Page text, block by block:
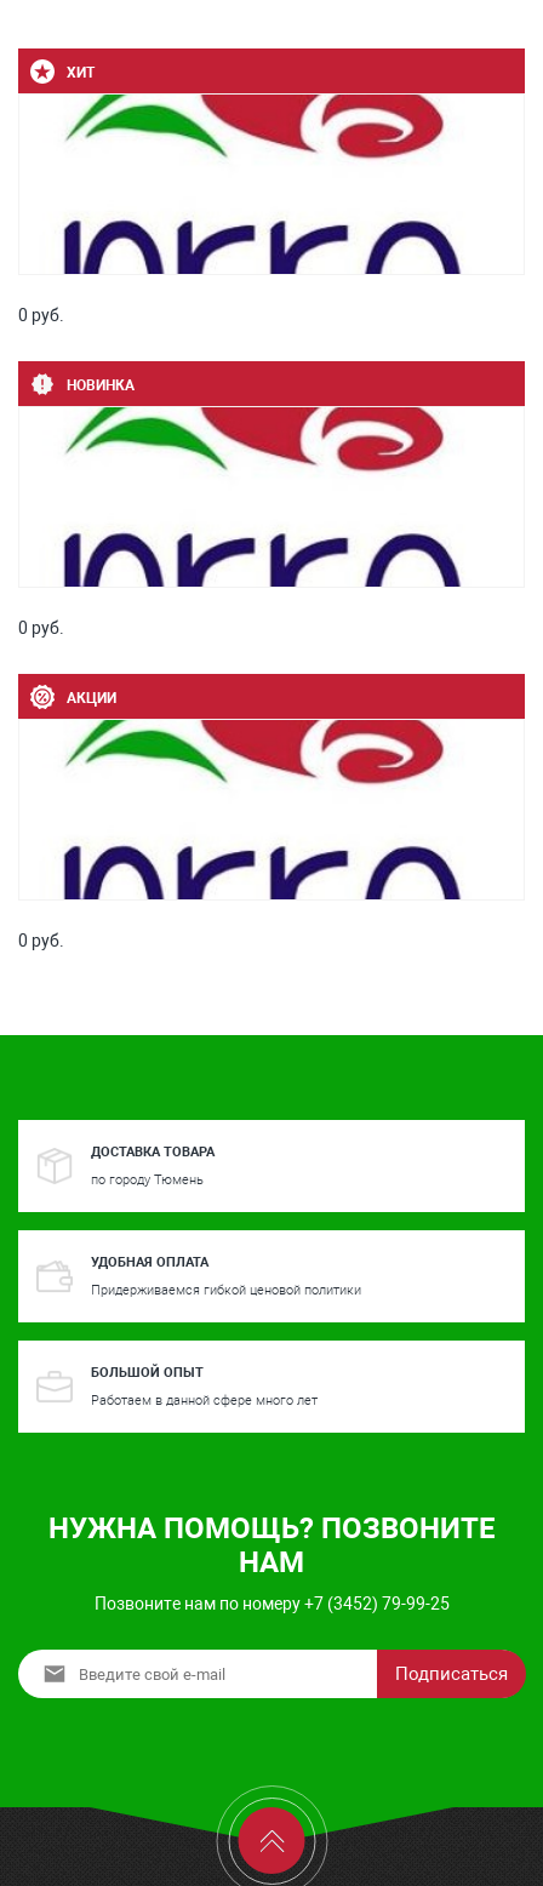
ХИТ
0 руб.
НОВИНКА
0 руб.
АКЦИИ
0 руб.
ДОСТАВКА ТОВАРА
по городу Тюмень
УДОБНАЯ ОПЛАТА
Придерживаемся гибкой ценовой политики
БОЛЬШОЙ ОПЫТ
Работаем в данной сфере много лет
НУЖНА ПОМОЩЬ? ПОЗВОНИТЕ
НАМ
Позвоните нам по номеру +7 (3452) 79-99-25
Подписаться